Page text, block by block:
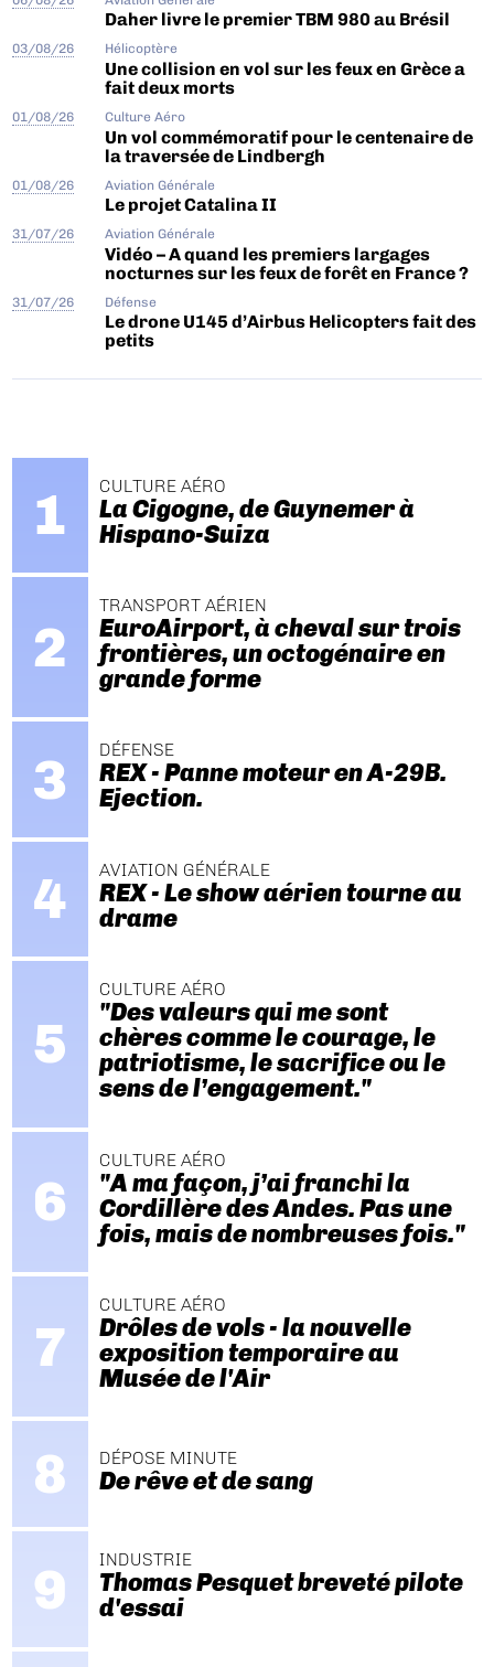
Daher livre le premier TBM 980 au Brésil
03/08/26 Hélicoptère
Une collision en vol sur les feux en Grèce a
fait deux morts
01/08/26 Culture Aéro
Un vol commémoratif pour le centenaire de
la traversée de Lindbergh
01/08/26 Aviation Générale
Le projet Catalina II
31/07/26 Aviation Générale
Vidéo – A quand les premiers largages
nocturnes sur les feux de forêt en France ?
31/07/26 Défense
Le drone U145 d’Airbus Helicopters fait des
petits
CULTURE AÉRO
La Cigogne, de Guynemer à
Hispano-Suiza
TRANSPORT AÉRIEN
EuroAirport, à cheval sur trois
frontières, un octogénaire en
grande forme
DÉFENSE
REX - Panne moteur en A-29B.
Ejection.
AVIATION GÉNÉRALE
REX - Le show aérien tourne au
drame
CULTURE AÉRO
"Des valeurs qui me sont
chères comme le courage, le
patriotisme, le sacrifice ou le
sens de l’engagement."
CULTURE AÉRO
"A ma façon, j’ai franchi la
Cordillère des Andes. Pas une
fois, mais de nombreuses fois."
CULTURE AÉRO
Drôles de vols - la nouvelle
exposition temporaire au
Musée de l'Air
DÉPOSE MINUTE
De rêve et de sang
INDUSTRIE
Thomas Pesquet breveté pilote
d'essai